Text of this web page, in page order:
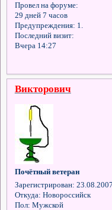
Провел на форуме:
29 дней 7 часов
Предупреждения: 1.
Последний визит:
Вчера 14:27
Викторович
Почётный ветеран
Зарегистрирован: 23.08.2007
Откуда: Новороссийск
Пол: Мужской